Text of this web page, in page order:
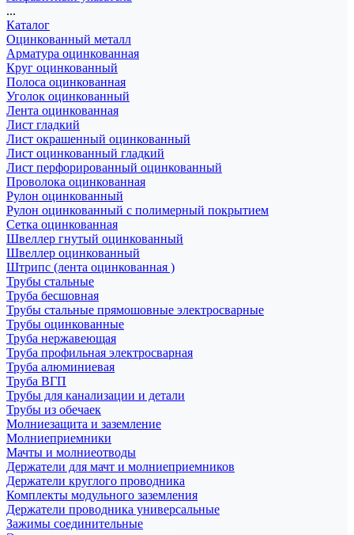
...
Каталог
Оцинкованный металл
Арматура оцинкованная
Круг оцинкованный
Полоса оцинкованная
Уголок оцинкованный
Лента оцинкованная
Лист гладкий
Лист окрашенный оцинкованный
Лист оцинкованный гладкий
Лист перфорированный оцинкованный
Проволока оцинкованная
Рулон оцинкованный
Рулон оцинкованный с полимерный покрытием
Сетка оцинкованная
Швеллер гнутый оцинкованный
Швеллер оцинкованный
Штрипс (лента оцинкованная )
Трубы стальные
Труба бесшовная
Трубы стальные прямошовные электросварные
Трубы оцинкованные
Труба нержавеющая
Труба профильная электросварная
Труба алюминиевая
Труба ВГП
Трубы для канализации и детали
Трубы из обечаек
Молниезащита и заземление
Молниеприемники
Мачты и молниеотводы
Держатели для мачт и молниеприемников
Держатели круглого проводника
Комплекты модульного заземления
Держатели проводника универсальные
Зажимы соединительные